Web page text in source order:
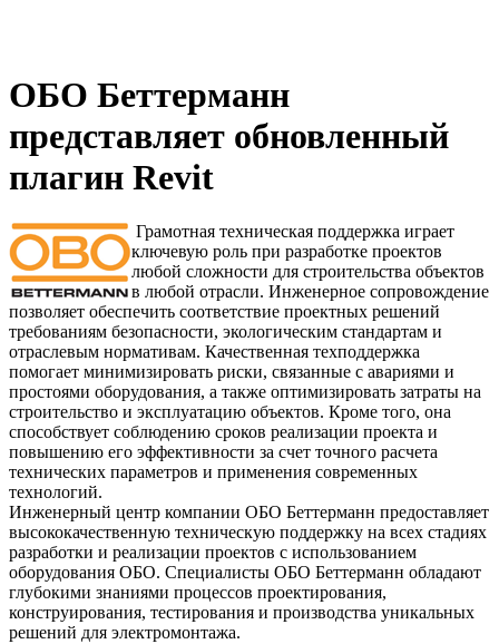
ОБО Беттерманн
представляет обновленный
плагин Revit
Грамотная техническая поддержка играет
ключевую роль при разработке проектов
любой сложности для строительства объектов
в любой отрасли. Инженерное сопровождение
позволяет обеспечить соответствие проектных решений
требованиям безопасности, экологическим стандартам и
отраслевым нормативам. Качественная техподдержка
помогает минимизировать риски, связанные с авариями и
простоями оборудования, а также оптимизировать затраты на
строительство и эксплуатацию объектов. Кроме того, она
способствует соблюдению сроков реализации проекта и
повышению его эффективности за счет точного расчета
технических параметров и применения современных
технологий.
Инженерный центр компании ОБО Беттерманн предоставляет
высококачественную техническую поддержку на всех стадиях
разработки и реализации проектов с использованием
оборудования ОБО. Специалисты ОБО Беттерманн обладают
глубокими знаниями процессов проектирования,
конструирования, тестирования и производства уникальных
решений для электромонтажа.